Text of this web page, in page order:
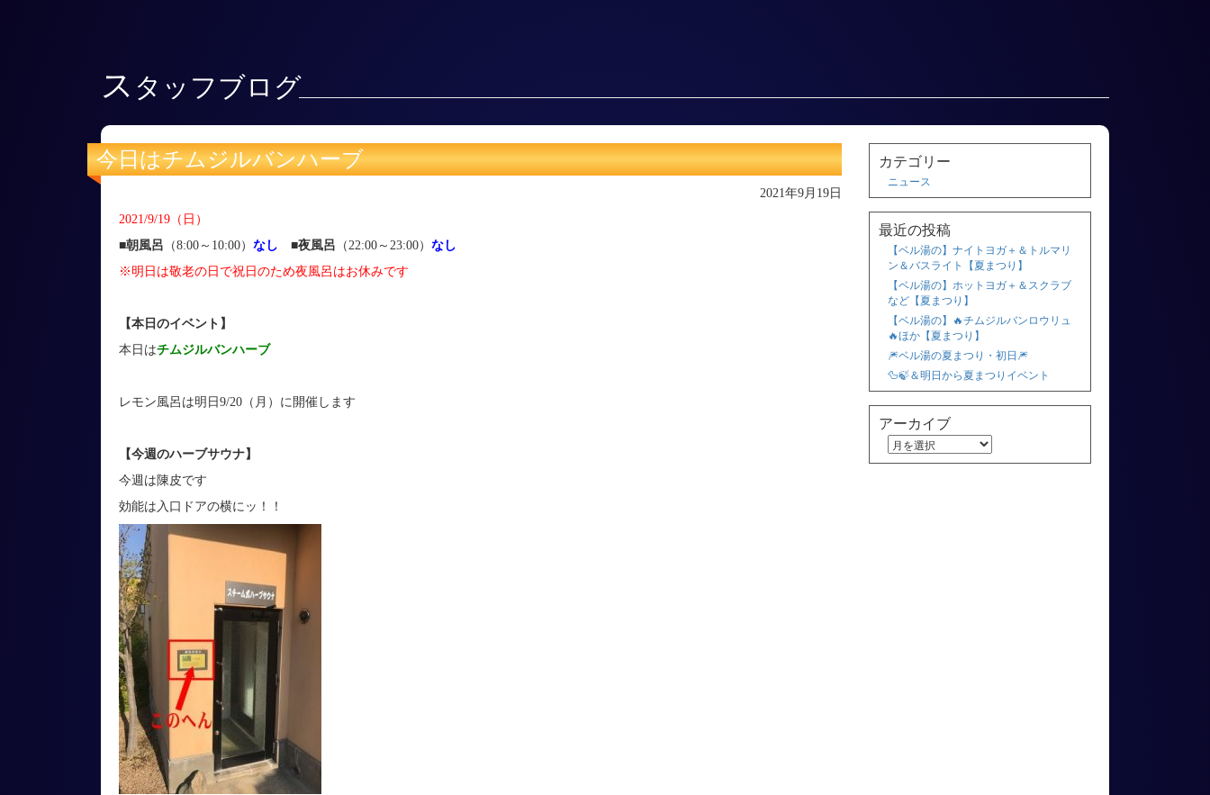
ス タッフブログ
今日はチムジルバンハーブ
2021年9月19日
2021/9/19（日）
■朝風呂 （8:00～10:00） なし ■夜風呂 （22:00～23:00） なし
※明日は敬老の日で祝日のため夜風呂はお休みです
【本日のイベント】
本日はチムジルバンハーブ
レモン風呂は明日9/20（月）に開催します
【今週のハーブサウナ】
今週は陳皮です
効能は入口ドアの横にッ！！
カテゴリー
ニュース
最近の投稿
【ベル湯の】ナイトヨガ＋＆トルマリ
ン＆バスライト【夏まつり】
【ベル湯の】ホットヨガ＋＆スクラブ
など【夏まつり】
【ベル湯の】🔥チムジルバンロウリュ
🔥ほか【夏まつり】
🎆ベル湯の夏まつり・初日🎆
🦆🍃＆明日から夏まつりイベント
アーカイブ